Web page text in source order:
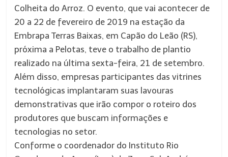
Colheita do Arroz. O evento, que vai acontecer de
20 a 22 de fevereiro de 2019 na estação da
Embrapa Terras Baixas, em Capão do Leão (RS),
próxima a Pelotas, teve o trabalho de plantio
realizado na última sexta-feira, 21 de setembro.
Além disso, empresas participantes das vitrines
tecnológicas implantaram suas lavouras
demonstrativas que irão compor o roteiro dos
produtores que buscam informações e
tecnologias no setor.
Conforme o coordenador do Instituto Rio